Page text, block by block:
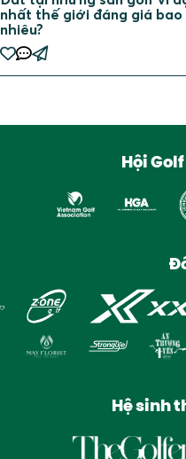
nhất thế giới đáng giá bao
nhiêu?
Hội
Hệ sinh